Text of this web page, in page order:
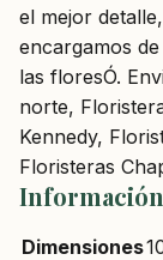
el mejor
encargamos
las floresÓ.
norte,
Kennedy,
Floristeras
Dimensiones